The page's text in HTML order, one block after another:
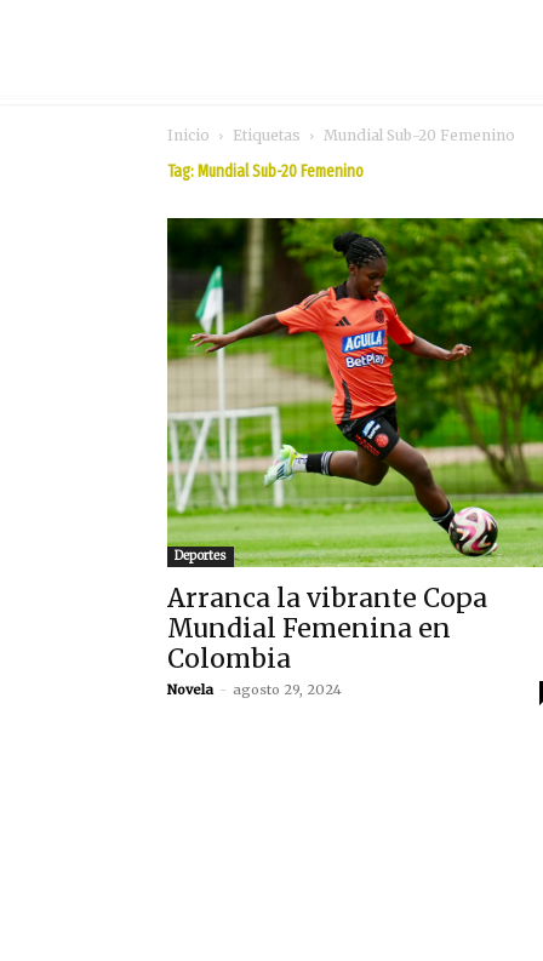
Inicio Etiquetas Mundial Sub-20 Femenino
Tag: Mundial Sub-20 Femenino
Deportes
Arranca la vibrante Copa
Mundial Femenina en
Colombia
Novela - agosto 29, 2024